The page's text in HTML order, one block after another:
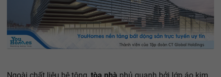
Ngoài chất liệu bê tông, tòa nhà phủ quanh bởi lớp áo kim